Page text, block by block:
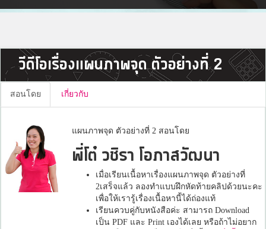
วีดีโอเรื่องแผนภาพจุด ตัวอย่างที่ 2
สอนโดย เกี่ยวกับ
แผนภาพจุด ตัวอย่างที่ 2 สอนโดย
พี่โต๋ วชิรา โอภาสวัฒนา
เมื่อเรียนเนื้อหาเรื่องแผนภาพจุด ตัวอย่างที่
2เสร็จแล้ว ลองทำแบบฝึกหัดท้ายคลิปด้วยนะคะ
เพื่อให้เรารู้เรื่องเนื้อหานี้ได้ถ่องแท้
เรียนควบคู่กับหนังสือค่ะ สามารถ Download
เป็น PDF และ Print เองได้เลย หรือถ้าไม่อยาก